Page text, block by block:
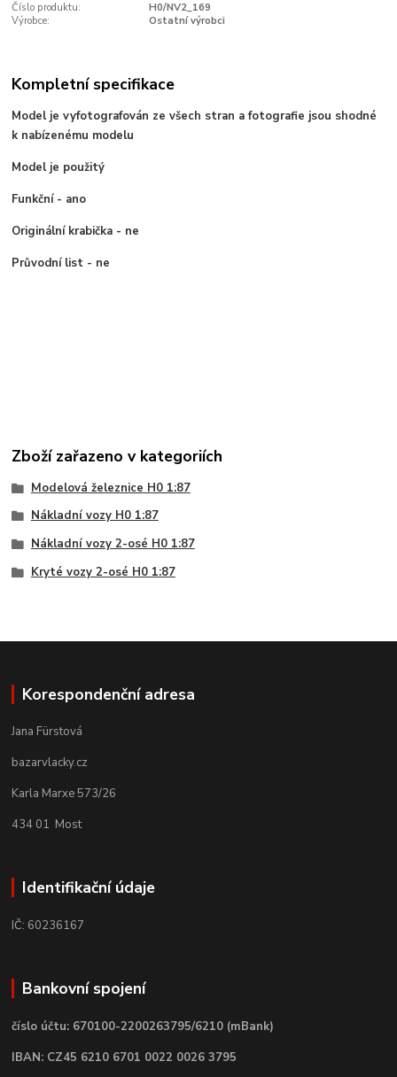
Číslo produktu:
H0/NV2_169
Výrobce:
Ostatní výrobci
Kompletní specifikace
Model je vyfotografován ze všech stran a fotografie jsou shodné
k nabízenému modelu
Model je použitý
Funkční - ano
Originální krabička - ne
Průvodní list - ne
Zboží zařazeno v kategoriích
Modelová železnice H0 1:87
Nákladní vozy H0 1:87
Nákladní vozy 2-osé H0 1:87
Kryté vozy 2-osé H0 1:87
Korespondenční adresa
Jana Fürstová
bazarvlacky.cz
Karla Marxe 573/26
434 01 Most
Identifikační údaje
IČ: 60236167
Bankovní spojení
číslo účtu: 670100-2200263795/6210 (mBank)
IBAN: CZ45 6210 6701 0022 0026 3795